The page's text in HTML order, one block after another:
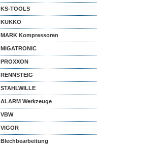
KS-TOOLS
KUKKO
MARK Kompressoren
MIGATRONIC
PROXXON
RENNSTEIG
STAHLWILLE
ALARM Werkzeuge
VBW
VIGOR
Blechbearbeitung